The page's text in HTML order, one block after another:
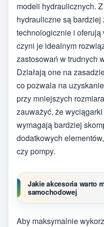
modeli hydraulicznych.
hydrauliczne są
technologicznie i oferują
czyni je idealnym
zastosowań w trudnych
Działają one na
co pozwala na
przy mniejszych
zauważyć, że
wymagają bardziej
dodatkowych
czy pompy.
Jakie akcesoria warto
samochodowej
Aby maksymalnie